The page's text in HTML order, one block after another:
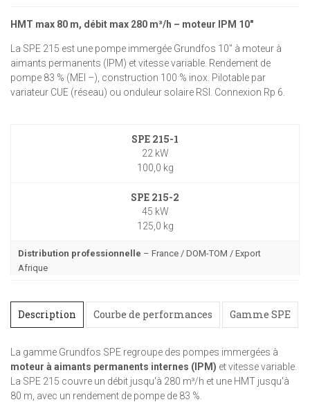
HMT max 80 m, débit max 280 m³/h – moteur IPM 10"
La SPE 215 est une pompe immergée Grundfos 10" à moteur à
aimants permanents (IPM) et vitesse variable. Rendement de
pompe 83 % (MEI –), construction 100 % inox. Pilotable par
variateur CUE (réseau) ou onduleur solaire RSI. Connexion Rp 6.
SPE 215-1
22 kW
100,0 kg
SPE 215-2
45 kW
125,0 kg
Distribution professionnelle – France / DOM-TOM / Export
Afrique
Description Courbe de performances Gamme SPE
La gamme Grundfos SPE regroupe des pompes immergées à
moteur à aimants permanents internes (IPM) et vitesse variable.
La SPE 215 couvre un débit jusqu'à 280 m³/h et une HMT jusqu'à
80 m, avec un rendement de pompe de 83 %.